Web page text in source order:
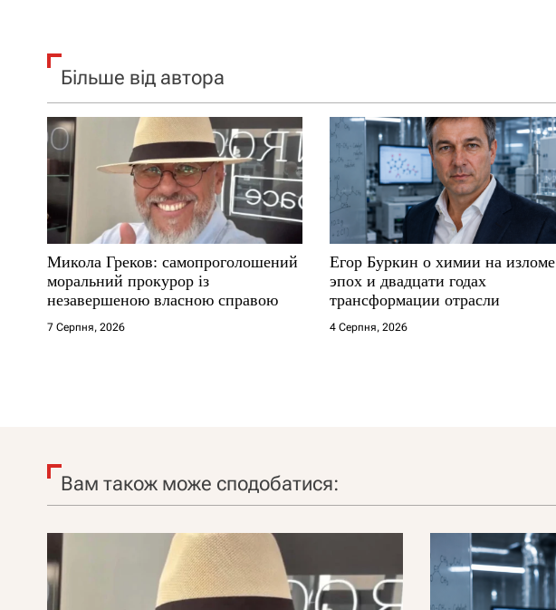
Більше від автора
Микола Греков: самопроголошений
моральний прокурор із
незавершеною власною справою
7 Серпня, 2026
Егор Буркин о химии на изломе
эпох и двадцати годах
трансформации отрасли
4 Серпня, 2026
Вам також може сподобатися: